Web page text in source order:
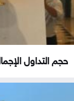
حجم التداول